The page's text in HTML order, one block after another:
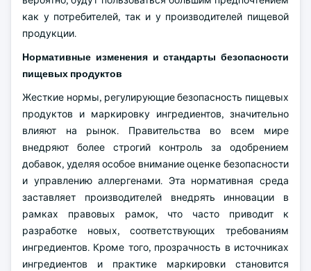
как у потребителей, так и у производителей пищевой
продукции.
Нормативные изменения и стандарты безопасности
пищевых продуктов
Жесткие нормы, регулирующие безопасность пищевых
продуктов и маркировку ингредиентов, значительно
влияют на рынок. Правительства во всем мире
внедряют более строгий контроль за одобрением
добавок, уделяя особое внимание оценке безопасности
и управлению аллергенами. Эта нормативная среда
заставляет производителей внедрять инновации в
рамках правовых рамок, что часто приводит к
разработке новых, соответствующих требованиям
ингредиентов. Кроме того, прозрачность в источниках
ингредиентов и практике маркировки становится